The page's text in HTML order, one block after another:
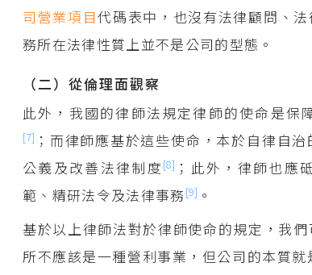
司營業項目代碼表中，也沒有法律顧問、
務所在法律性質上並不是公司的型態。
（二）從倫理面觀察
此外，我國的律師法規定律師的使命是保
[7] ；而律師應基於這些使命，本於自律自
公義及改善法律制度 [8] ；此外，律師也應
範、精研法令及法律事務 [9] 。
基於以上律師法對於律師使命的規定，我
所不應該是一種營利事業，但公司的本質就